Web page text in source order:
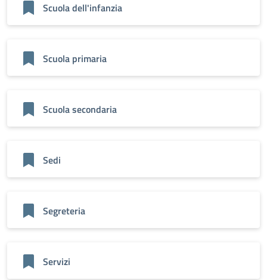
Scuola dell'infanzia
Scuola primaria
Scuola secondaria
Sedi
Segreteria
Servizi